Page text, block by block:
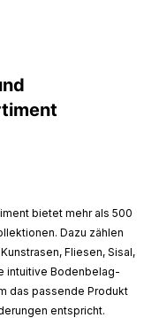
bietet mehr als 500
Dazu zählen
Fliesen, Sisal,
intuitive Bodenbelag-
das passende Produkt
entspricht.